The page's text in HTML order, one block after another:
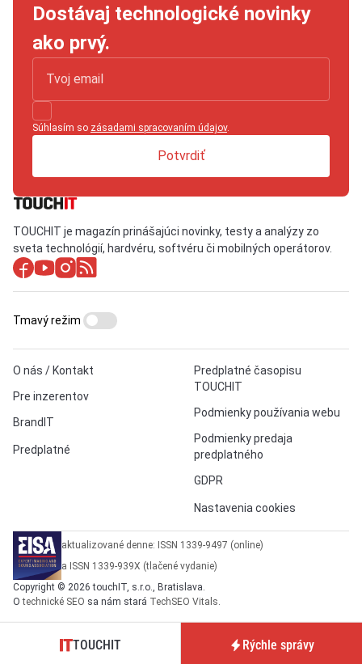
Dostávaj technologické novinky
ako prvý.
Súhlasím so zásadami spracovaním údajov.
Potvrdiť
TOUCHIT je magazín prinášajúci novinky, testy a analýzy zo
sveta technológií, hardvéru, softvéru či mobilných operátorov.
O nás / Kontakt
Pre inzerentov
BrandIT
Predplatné
Predplatné časopisu
TOUCHIT
Podmienky používania webu
Podmienky predaja
predplatného
GDPR
Nastavenia cookies
Tmavý režim
aktualizované denne: ISSN 1339-9497 (online)
a ISSN 1339-939X (tlačené vydanie)
Copyright © 2026 touchIT, s.r.o., Bratislava.
Otechnické SEO sa nám stará TechSEO Vitals.
TOUCHIT Rýchle správy